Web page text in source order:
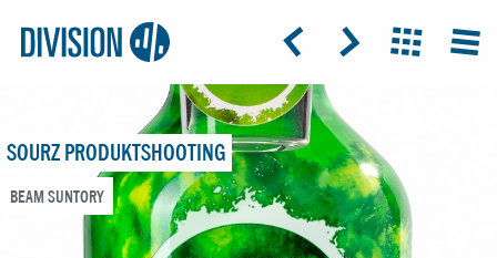
Logo:
Division4
ICON: ARROW-LEFT
ICON: ARROW-RIGHT
ICON:
SOURZ PRODUKTSHOOTING
BEAM SUNTORY